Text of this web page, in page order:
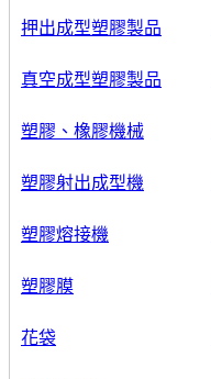
押出成型塑膠製品
真空成型塑膠製品
塑膠、橡膠機械
塑膠射出成型機
塑膠熔接機
塑膠膜
花袋